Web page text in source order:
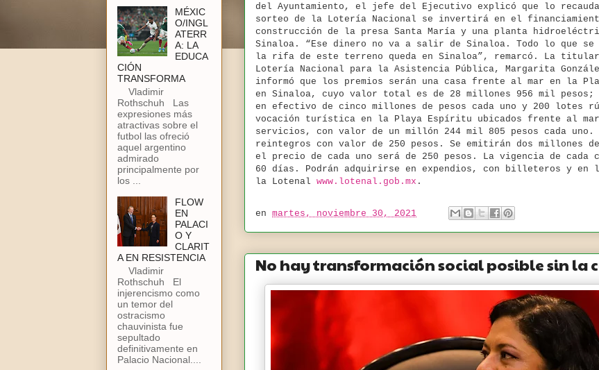
del Ayuntamiento, el jefe del Ejecutivo explicó que lo
sorteo de la Lotería Nacional se invertirá en el
construcción de la presa Santa María y una planta
Sinaloa. “Ese dinero no va a salir de Sinaloa. Todo lo que se
la rifa de este terreno queda en Sinaloa”, remarcó. La
Lotería Nacional para la Asistencia Pública, Margarita
informó que los premios serán una casa frente al mar en la
en Sinaloa, cuyo valor total es de 28 millones 956 mil pesos;
en efectivo de cinco millones de pesos cada uno y 200 lotes
vocación turística en la Playa Espíritu ubicados frente al
servicios, con valor de un millón 244 mil 805 pesos cada uno.
reintegros con valor de 250 pesos. Se emitirán dos millones
el precio de cada uno será de 250 pesos. La vigencia de cada
60 días. Podrán adquirirse en expendios, con billeteros y en
la Lotenal www.lotenal.gob.mx .
en martes, noviembre 30, 2021
No hay transformación social posible sin la
MÉXIC
O/INGL
ATERR
A: LA
EDUCA
CIÓN
TRANSFORMA
Vladimir
Rothschuh Las
expresiones más
atractivas sobre el
futbol las ofreció
aquel argentino
admirado
principalmente por
los ...
FLOW
EN
PALACI
O Y
CLARIT
A EN RESISTENCIA
Vladimir
Rothschuh El
injerencismo como
un temor del
ostracismo
chauvinista fue
sepultado
definitivamente en
Palacio Nacional....